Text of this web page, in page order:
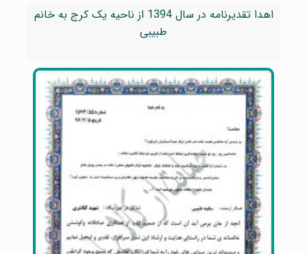
اهدا تقدیرنامه در سال 1394 از ناحیه یک کرج به خانم
طبیبی